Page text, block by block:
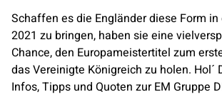
Schaffen es die Engländer diese Form
2021 zu bringen, haben sie eine
Chance, den Europameistertitel zum
das Vereinigte Königreich zu holen. Hol´
Infos, Tipps und Quoten zur EM Gruppe